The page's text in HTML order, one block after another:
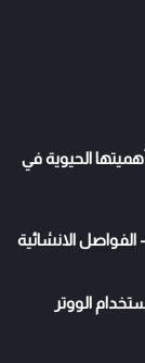
الحيوية في
الووتر